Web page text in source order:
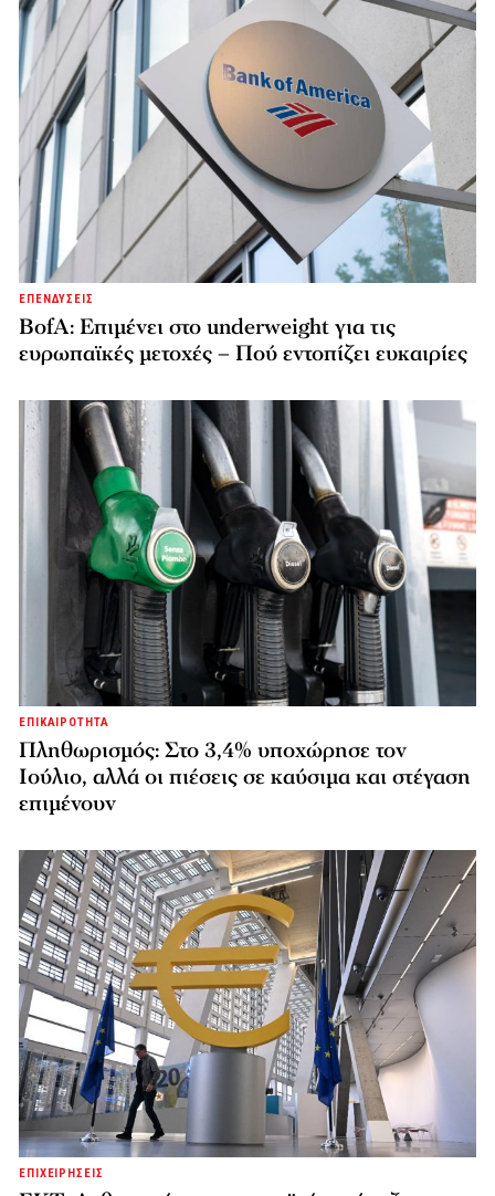
ΕΠΕΝΔΥΣΕΙΣ
BofA: Επιμένει στο underweight για τις
ευρωπαϊκές μετοχές – Πού εντοπίζει ευκαιρίες
ΕΠΙΚΑΙΡΟΤΗΤΑ
Πληθωρισμός: Στο 3,4% υποχώρησε τον
Ιούλιο, αλλά οι πιέσεις σε καύσιμα και στέγαση
επιμένουν
ΕΠΙΧΕΙΡΗΣΕΙΣ